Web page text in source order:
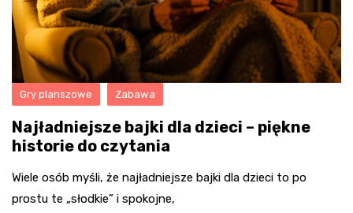
Gry planszowe Zabawa
Najładniejsze bajki dla dzieci – piękne
historie do czytania
Wiele osób myśli, że najładniejsze bajki dla dzieci to po
prostu te „słodkie” i spokojne,